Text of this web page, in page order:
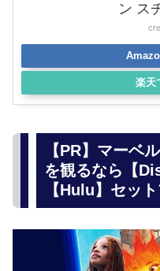
ン ス
楽天
【PR】マーベ
を観るなら【
【Hulu】セッ